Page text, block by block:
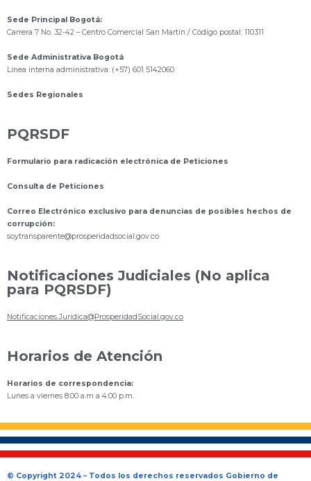
Sede Principal Bogotá:
Carrera 7 No. 32-42 – Centro Comercial San Martín / Código postal: 110311
Sede Administrativa Bogotá
Línea interna administrativa: (+57) 601 5142060
Sedes Regionales
PQRSDF
Formulario para radicación electrónica de Peticiones
Consulta de Peticiones
Correo Electrónico exclusivo para denuncias de posibles hechos de
corrupción:
soytransparente@prosperidadsocial.gov.co
Notificaciones Judiciales (No aplica
para PQRSDF)
Notificaciones.Juridica@ProsperidadSocial.gov.co
Horarios de Atención
Horarios de correspondencia:
Lunes a viernes 8:00 a.m a 4:00 p.m.
© Copyright 2024 – Todos los derechos reservados Gobierno de